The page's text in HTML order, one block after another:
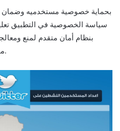
سياسة الخصوصية في التطبيق
مخاوف تتعلق بالتحايل أو الاحتيال.